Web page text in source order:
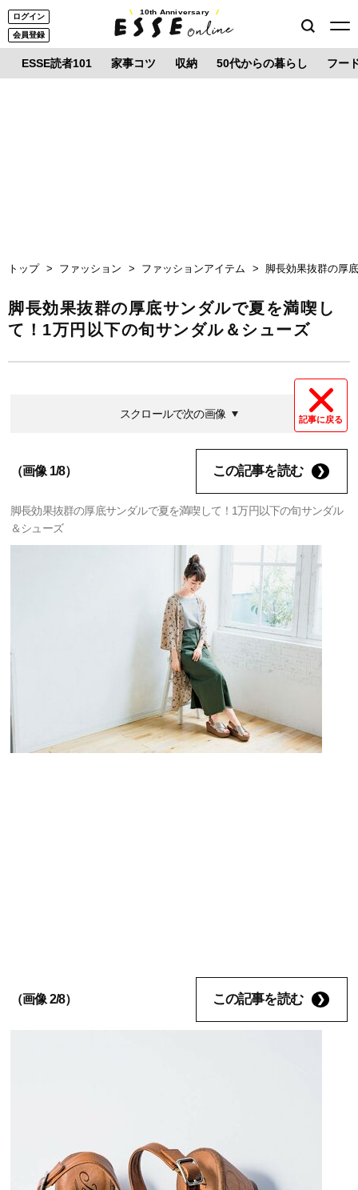
ログイン
会員登録
10th Anniversary
ESSE読者101 家事コツ 収納 50代からの暮らし フー
トップ ファッション ファッションアイテム 脚長効果抜群の厚
脚長効果抜群の厚底サンダルで夏を満喫し
て！1万円以下の旬サンダル＆シューズ
記事に戻る
スクロールで次の画像
（画像 1/8） この記事を読む
脚長効果抜群の厚底サンダルで夏を満喫して！1万円以下の旬サンダル
＆シューズ
（画像 2/8） この記事を読む